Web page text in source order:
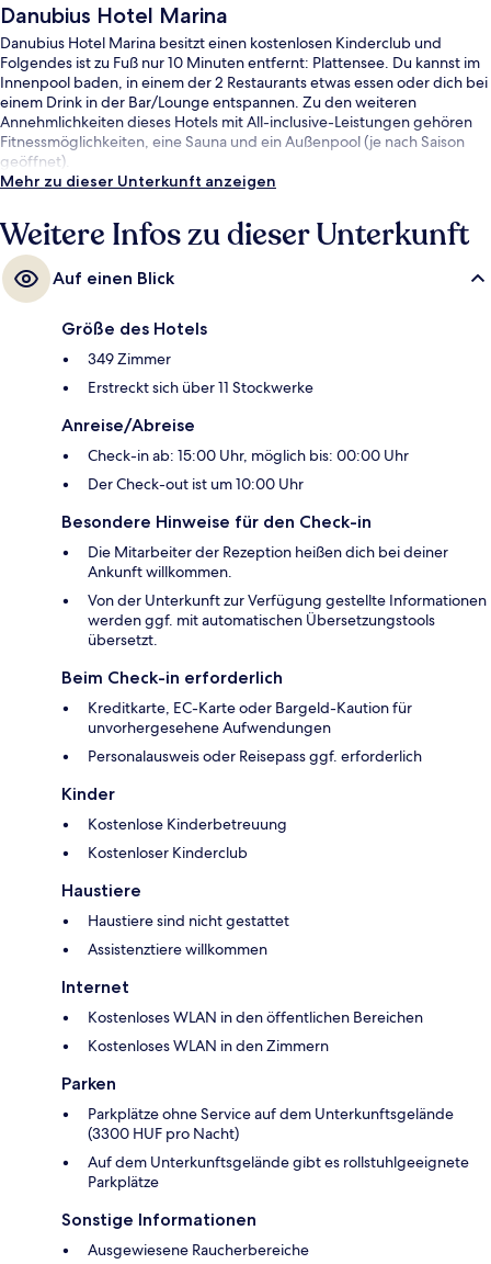
Danubius Hotel Marina
Danubius Hotel Marina besitzt einen kostenlosen Kinderclub und
Folgendes ist zu Fuß nur 10 Minuten entfernt: Plattensee. Du kannst im
Innenpool baden, in einem der 2 Restaurants etwas essen oder dich bei
einem Drink in der Bar/Lounge entspannen. Zu den weiteren
Annehmlichkeiten dieses Hotels mit All-inclusive-Leistungen gehören
Fitnessmöglichkeiten, eine Sauna und ein Außenpool (je nach Saison
geöffnet).
Mehr zu dieser Unterkunft anzeigen
Weitere Infos zu dieser Unterkunft
Auf einen Blick
Größe des Hotels
349 Zimmer
Erstreckt sich über 11 Stockwerke
Anreise/Abreise
Check-in ab: 15:00 Uhr, möglich bis: 00:00 Uhr
Der Check-out ist um 10:00 Uhr
Besondere Hinweise für den Check-in
Die Mitarbeiter der Rezeption heißen dich bei deiner
Ankunft willkommen.
Von der Unterkunft zur Verfügung gestellte Informationen
werden ggf. mit automatischen Übersetzungstools
übersetzt.
Beim Check-in erforderlich
Kreditkarte, EC-Karte oder Bargeld-Kaution für
unvorhergesehene Aufwendungen
Personalausweis oder Reisepass ggf. erforderlich
Kinder
Kostenlose Kinderbetreuung
Kostenloser Kinderclub
Haustiere
Haustiere sind nicht gestattet
Assistenztiere willkommen
Internet
Kostenloses WLAN in den öffentlichen Bereichen
Kostenloses WLAN in den Zimmern
Parken
Parkplätze ohne Service auf dem Unterkunftsgelände
(3300 HUF pro Nacht)
Auf dem Unterkunftsgelände gibt es rollstuhlgeeignete
Parkplätze
Sonstige Informationen
Ausgewiesene Raucherbereiche